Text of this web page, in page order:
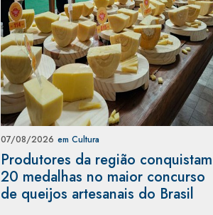
07/08/2026 em Cultura
Produtores da região conquistam
20 medalhas no maior concurso
de queijos artesanais do Brasil